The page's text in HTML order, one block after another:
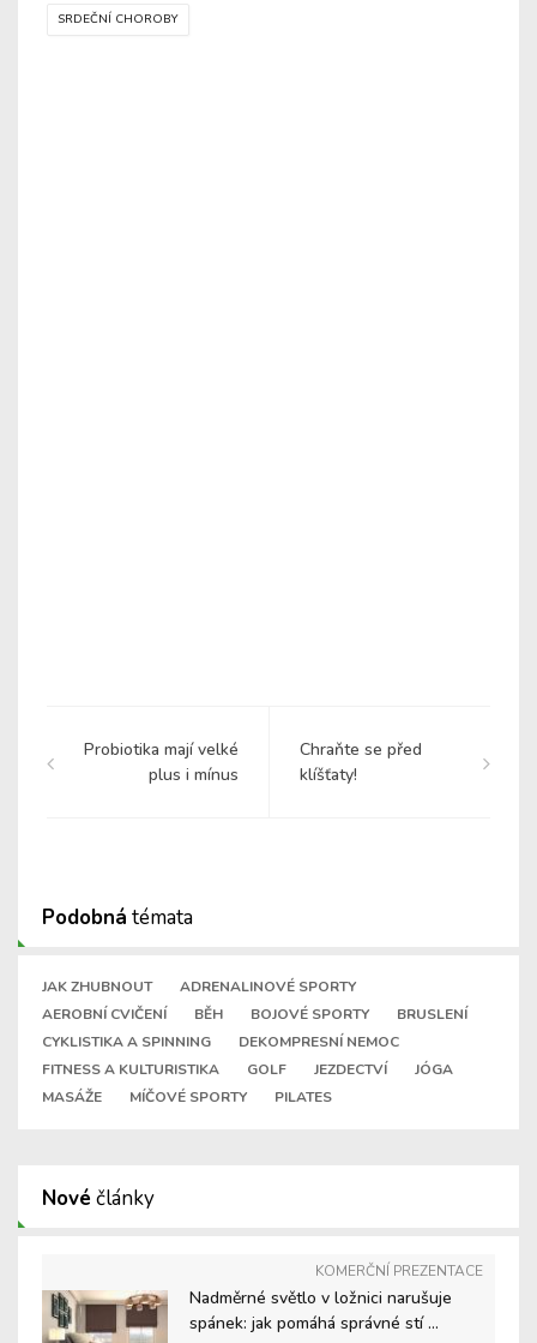
SRDEČNÍ CHOROBY
Probiotika mají velké
plus i mínus
Chraňte se před
klíšťaty!
Podobná témata
JAK ZHUBNOUT
ADRENALINOVÉ SPORTY
AEROBNÍ CVIČENÍ
BĚH BOJOVÉ SPORTY
BRUSLENÍ
CYKLISTIKA A SPINNING
DEKOMPRESNÍ NEMOC
FITNESS A KULTURISTIKA
GOLF JEZDECTVÍ
JÓGA
MASÁŽE
MÍČOVÉ SPORTY PILATES
Nové články
KOMERČNÍ PREZENTACE
Nadměrné světlo v ložnici narušuje
spánek: jak pomáhá správné stí ...